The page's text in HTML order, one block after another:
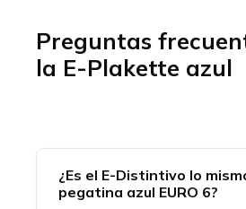
Preguntas
la E-Plakette azul
¿Es el E-Distintivo lo
pegatina azul EURO 6?